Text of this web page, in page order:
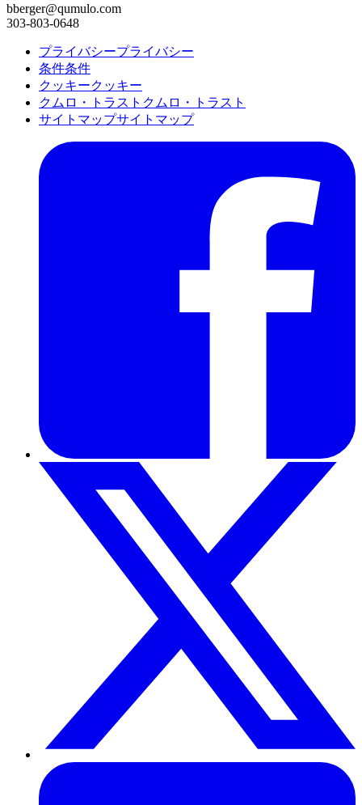
bberger@qumulo.com
303-803-0648
プライバシープライバシー
条件条件
クッキークッキー
クムロ・トラスト クムロ・トラスト
サイトマップサイトマップ